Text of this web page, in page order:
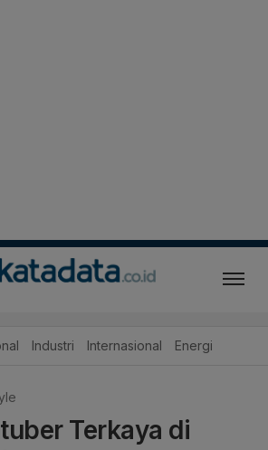
Industri Internasional Energi
Terkaya di